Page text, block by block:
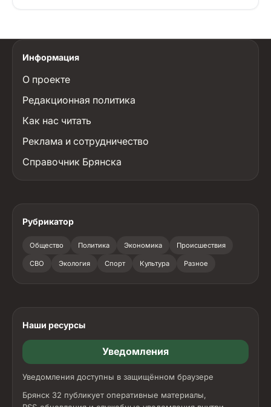
Информация
О проекте
Редакционная политика
Как нас читать
Реклама и сотрудничество
Справочник Брянска
Рубрикатор
Общество Политика Экономика Происшествия
СВО Экология Спорт Культура Разное
Наши ресурсы
Уведомления
Уведомления доступны в защищённом браузере
Брянск 32 публикует оперативные материалы,